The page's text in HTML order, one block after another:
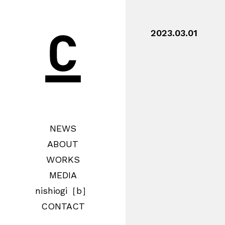
NEWS
ABOUT
WORKS
MEDIA
nishiogi［b］
CONTACT
2023.03.01